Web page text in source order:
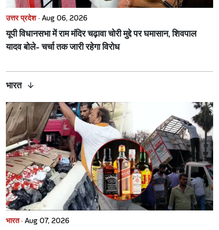
उत्तर प्रदेश · Aug 06, 2026
यूपी विधानसभा में राम मंदिर चढ़ावा चोरी मुद्दे पर घमासान, शिवपाल
यादव बोले- चर्चा तक जारी रहेगा विरोध
भारत
भारत · Aug 07, 2026